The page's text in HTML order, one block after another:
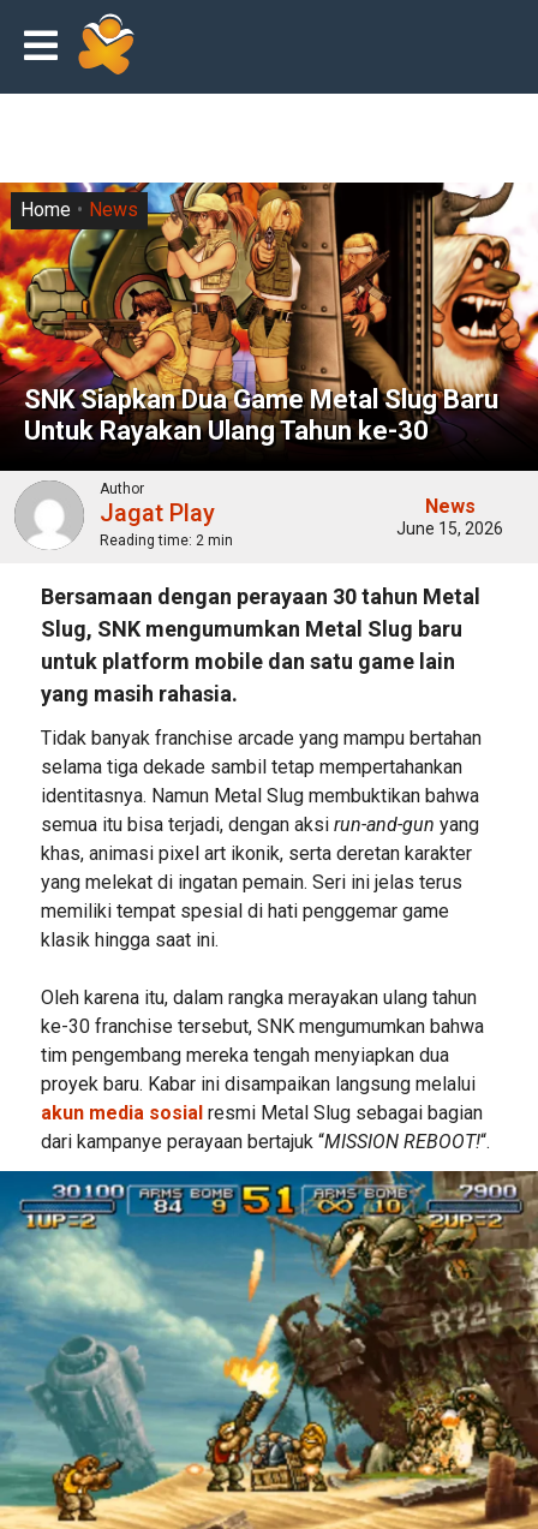
SNK Siapkan Dua Game Metal Slug Baru
Untuk Rayakan Ulang Tahun ke-30
Home News
Author
Jagat Play
Reading time: 2 min
News
June 15, 2026
Bersamaan dengan perayaan 30 tahun Metal
Slug, SNK mengumumkan Metal Slug baru
untuk platform mobile dan satu game lain
yang masih rahasia.
Tidak banyak franchise arcade yang mampu bertahan
selama tiga dekade sambil tetap mempertahankan
identitasnya. Namun Metal Slug membuktikan bahwa
semua itu bisa terjadi, dengan aksi run-and-gun yang
khas, animasi pixel art ikonik, serta deretan karakter
yang melekat di ingatan pemain. Seri ini jelas terus
memiliki tempat spesial di hati penggemar game
klasik hingga saat ini.
Oleh karena itu, dalam rangka merayakan ulang tahun
ke-30 franchise tersebut, SNK mengumumkan bahwa
tim pengembang mereka tengah menyiapkan dua
proyek baru. Kabar ini disampaikan langsung melalui
akun media sosialresmi Metal Slug sebagai bagian
dari kampanye perayaan bertajuk “MISSION REBOOT!“.